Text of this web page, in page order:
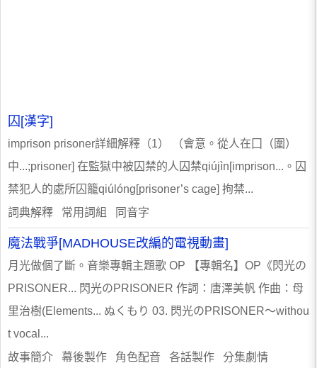
囚[漢字]
imprison prisoner詳細解釋（1） （會意。從人在囗（圍）
中...;prisoner] 在監獄中被囚禁的人囚禁qiújìn[imprison...。囚
禁犯人的處所囚籠qiúlóng[prisoner’s cage] 拘禁...
詞典解釋 常用詞組 同音字
魔法戰爭[MADHOUSE改編的電視動畫]
月光做個了斷。音樂專輯主題歌 OP 【專輯名】OP《閃光の
PRISONER... 閃光のPRISONER 作詞：唐澤美帆 作曲：母
里治樹(Elements... ぬくもり 03. 閃光のPRISONER～withou
t vocal...
故事簡介 幕後製作 角色配音 各話製作 分集劇情